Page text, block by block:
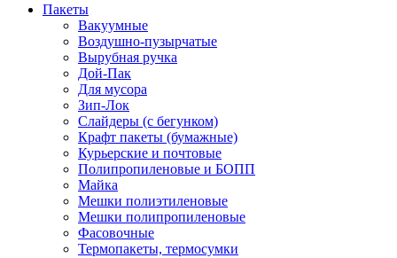
Пакеты
Вакуумные
Воздушно-пузырчатые
Вырубная ручка
Дой-Пак
Для мусора
Зип-Лок
Слайдеры (с бегунком)
Крафт пакеты (бумажные)
Курьерские и почтовые
Полипропиленовые и БОПП
Майка
Мешки полиэтиленовые
Мешки полипропиленовые
Фасовочные
Термопакеты, термосумки